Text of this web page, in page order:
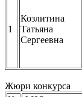
1
Козлитина
Татьяна
Сергеевна
Жюри конкурса